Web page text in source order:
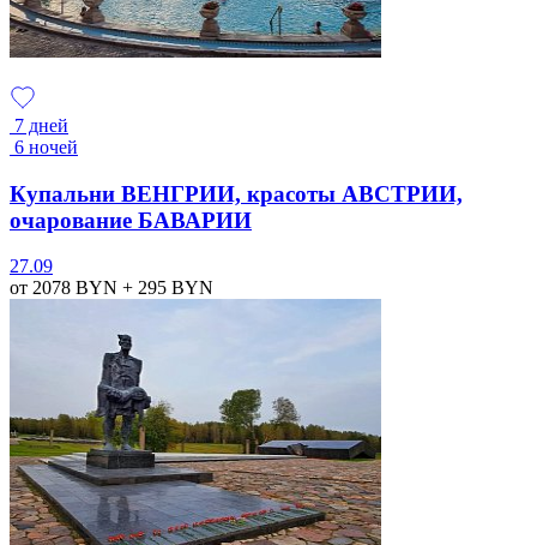
7 дней
6 ночей
Купальни ВЕНГРИИ, красоты АВСТРИИ,
очарование БАВАРИИ
27.09
от 2078 BYN + 295 BYN